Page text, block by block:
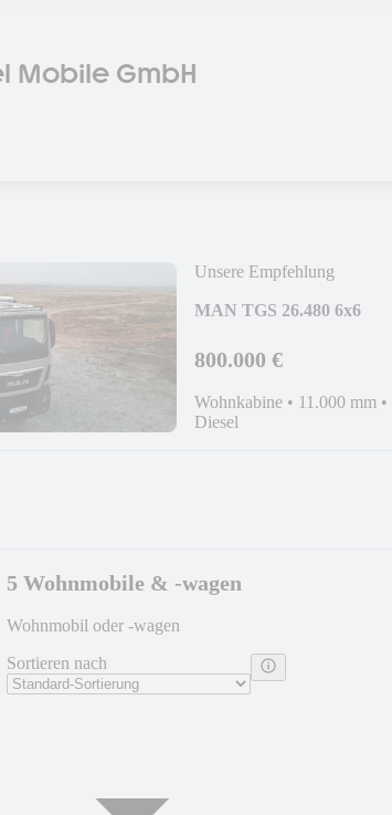
Mobile GmbH
Unsere Empfehlung
MAN TGS 26.480 6x6
800.000 €
Wohnkabine • 11.000 mm •
Diesel
5 Wohnmobile & -wagen
Wohnmobil oder -wagen
Sortieren nach